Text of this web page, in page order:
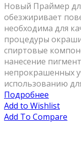
Новый Праймер
обезжиривает
необходима для
процедуры
спиртовые
нанесение
непрокрашенных
использованию
Подробнее
Add to Wishlist
Add To Compare